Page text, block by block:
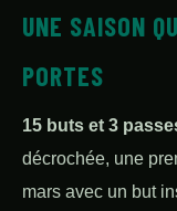
UNE SAISON
PORTES
15 buts et 3
décrochée, une
mars avec un but